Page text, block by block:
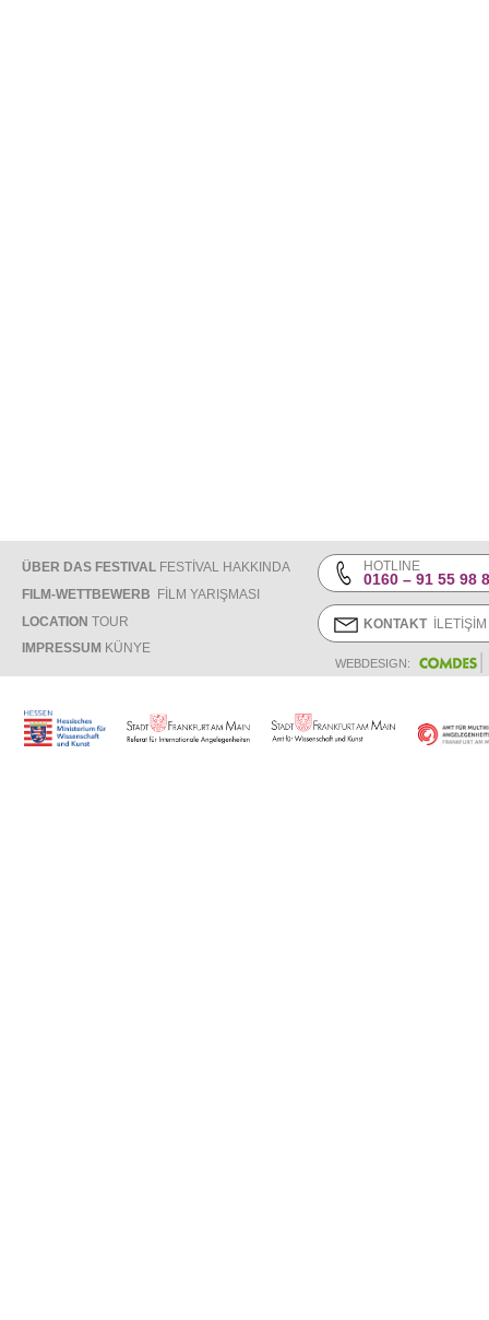
ÜBER DAS FESTIVAL FESTİVAL HAKKINDA
FILM-WETTBEWERB FİLM YARIŞMASI
LOCATION TOUR
IMPRESSUM KÜNYE
HOTLINE
0160 – 91 55 98
KONTAKTİLETİŞİM
WEBDESIGN: